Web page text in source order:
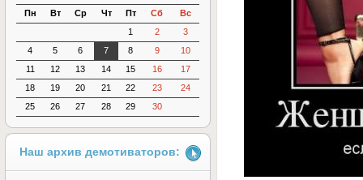
Пн
Вт Ср Чт Пт Сб
Вс
1
2
3
4
5 6 7 8 9
10
11
12 13 14 15 16
17
18
19 20 21 22 23
24
25
26 27 28 29 30
Наш архив демотиваторов: